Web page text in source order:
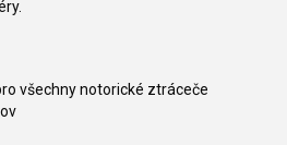
všechny notorické ztráceče